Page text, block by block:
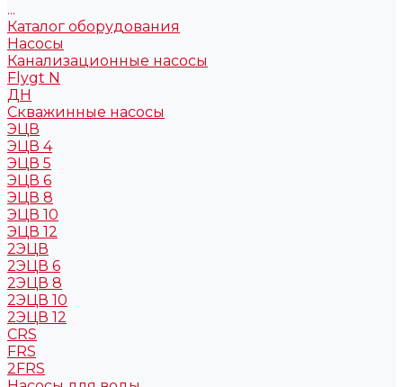
...
Каталог оборудования
Насосы
Канализационные насосы
Flygt N
ДН
Скважинные насосы
ЭЦВ
ЭЦВ 4
ЭЦВ 5
ЭЦВ 6
ЭЦВ 8
ЭЦВ 10
ЭЦВ 12
2ЭЦВ
2ЭЦВ 6
2ЭЦВ 8
2ЭЦВ 10
2ЭЦВ 12
CRS
FRS
2FRS